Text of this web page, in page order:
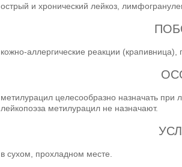
острый и хронический лейкоз,
кожно-аллергические реакции (крапивница),
метилурацил целесообразно назначать
лейкопоэза метилурацил не назначают.
в сухом, прохладном месте.